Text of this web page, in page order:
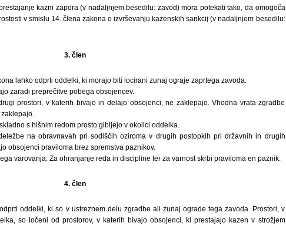
kazni zapora (v nadaljnjem besedilu: zavod) mora potekati tako, da omogoča
v smislu 14. člena zakona o izvrševanju kazenskih sankcij (v nadaljnjem besedilu:
3. člen
lahko odprti oddelki, ki morajo biti locirani zunaj ograje zaprtega zavoda.
zaradi preprečitve pobega obsojencev.
prostori, v katerih bivajo in delajo obsojenci, ne zaklepajo. Vhodna vrata zgradbe
s hišnim redom prosto gibljejo v okolici oddelka.
na obravnavah pri sodiščih oziroma v drugih postopkih pri državnih in drugih
obsojenci praviloma brez spremstva paznikov.
varovanja. Za ohranjanje reda in discipline ter za varnost skrbi praviloma en paznik.
4. člen
oddelki, ki so v ustreznem delu zgradbe ali zunaj ograde tega zavoda. Prostori, v
so ločeni od prostorov, v katerih bivajo obsojenci, ki prestajajo kazen v strožjem